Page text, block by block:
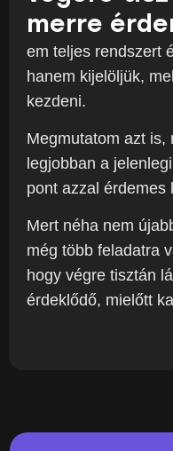
merre
em teljes rendszert
hanem kijelöljük,
kezdeni.
Megmutatom azt is,
legjobban a
pont azzal érdemes
Mert néha nem
még több feladatra
hogy végre tisztán
érdeklődő, mielőtt